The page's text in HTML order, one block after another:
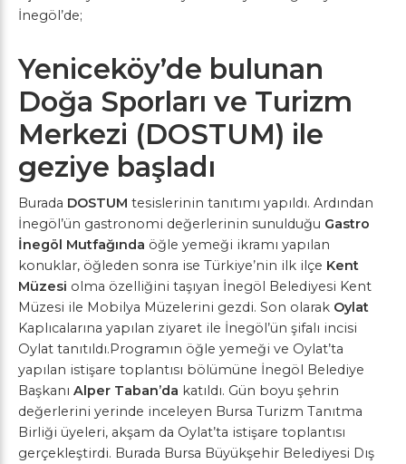
İnegöl’de;
Yeniceköy’de bulunan
Doğa Sporları ve Turizm
Merkezi (DOSTUM) ile
geziye başladı
Burada DOSTUM tesislerinin tanıtımı yapıldı. Ardından
İnegöl’ün gastronomi değerlerinin sunulduğu Gastro
İnegöl Mutfağında öğle yemeği ikramı yapılan
konuklar, öğleden sonra ise Türkiye’nin ilk ilçe Kent
Müzesi olma özelliğini taşıyan İnegöl Belediyesi Kent
Müzesi ile Mobilya Müzelerini gezdi. Son olarak Oylat
Kaplıcalarına yapılan ziyaret ile İnegöl’ün şifalı incisi
Oylat tanıtıldı.Programın öğle yemeği ve Oylat’ta
yapılan istişare toplantısı bölümüne İnegöl Belediye
Başkanı Alper Taban’da katıldı. Gün boyu şehrin
değerlerini yerinde inceleyen Bursa Turizm Tanıtma
Birliği üyeleri, akşam da Oylat’ta istişare toplantısı
gerçekleştirdi. Burada Bursa Büyükşehir Belediyesi Dış